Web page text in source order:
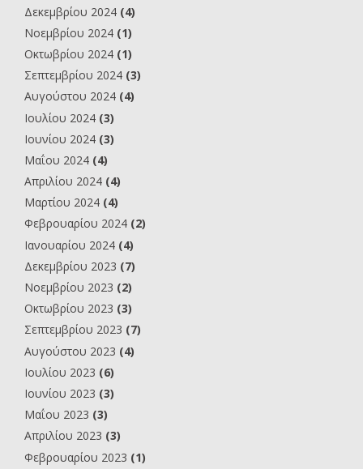
Δεκεμβρίου 2024 (4)
Νοεμβρίου 2024 (1)
Οκτωβρίου 2024 (1)
Σεπτεμβρίου 2024 (3)
Αυγούστου 2024 (4)
Ιουλίου 2024 (3)
Ιουνίου 2024 (3)
Μαΐου 2024 (4)
Απριλίου 2024 (4)
Μαρτίου 2024 (4)
Φεβρουαρίου 2024 (2)
Ιανουαρίου 2024 (4)
Δεκεμβρίου 2023 (7)
Νοεμβρίου 2023 (2)
Οκτωβρίου 2023 (3)
Σεπτεμβρίου 2023 (7)
Αυγούστου 2023 (4)
Ιουλίου 2023 (6)
Ιουνίου 2023 (3)
Μαΐου 2023 (3)
Απριλίου 2023 (3)
Φεβρουαρίου 2023 (1)